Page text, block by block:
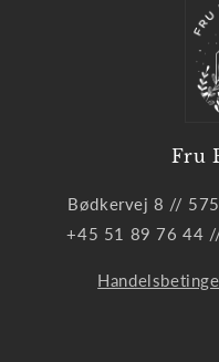
Fru
Bødkervej 8 //
+45 51 89 76 44